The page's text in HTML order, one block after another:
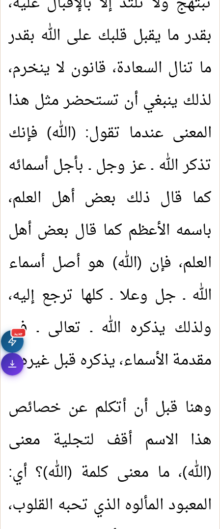
جديد
بقدر ما يقبل قلبك على الله بقدر
ما تنال السعادة، قانون لا ينخرم،
لذلك ينبغي أن تستحضر مثل هذا
المعنى عندما تقول: (الله) فإنك
تذكر الله ـ عز وجل ـ بأجل أسمائه
كما قال ذلك بعض أهل العلم،
باسمه الأعظم كما قال بعض أهل
العلم، فإن (الله) هو أصل أسماء
الله ـ جل وعلا ـ كلها ترجع إليه،
ولذلك يذكره الله ـ تعالى ـ في
مقدمة الأسماء، يذكره قبل غيره.
وهنا قبل أن أتكلم عن خصائص
هذا الاسم أقف لتجلية معنى
(الله)، ما معنى كلمة (الله)؟ أي:
المعبود المألوه الذي تحبه القلوب،